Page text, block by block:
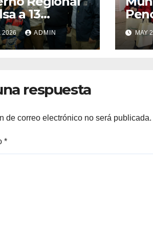
a 13
que
la bandera
a
2026 ADMIN MAY
respuesta
de correo electrónico no será publicada.
*